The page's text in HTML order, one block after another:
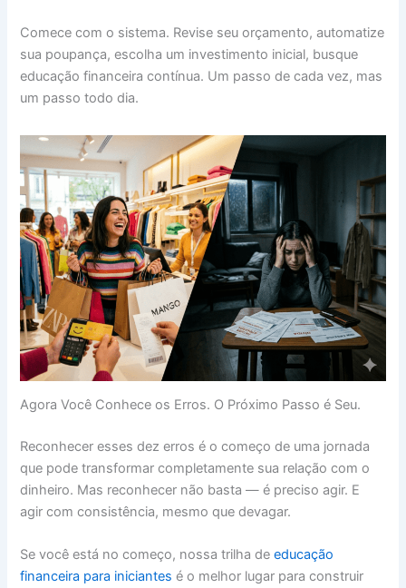
Comece com o sistema. Revise seu orçamento, automatize
sua poupança, escolha um investimento inicial, busque
educação financeira contínua. Um passo de cada vez, mas
um passo todo dia.
Agora Você Conhece os Erros. O Próximo Passo é Seu.
Reconhecer esses dez erros é o começo de uma jornada
que pode transformar completamente sua relação com o
dinheiro. Mas reconhecer não basta — é preciso agir. E
agir com consistência, mesmo que devagar.
Se você está no começo, nossa trilha deeducação
financeira para iniciantes é o melhor lugar para construir